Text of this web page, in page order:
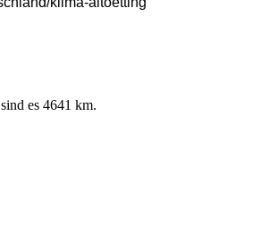
es 4641 km.